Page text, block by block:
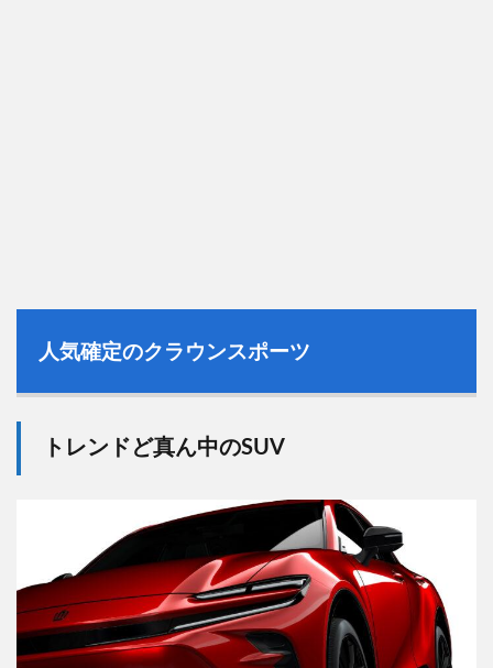
人気確定のクラウンスポーツ
トレンドど真ん中のSUV